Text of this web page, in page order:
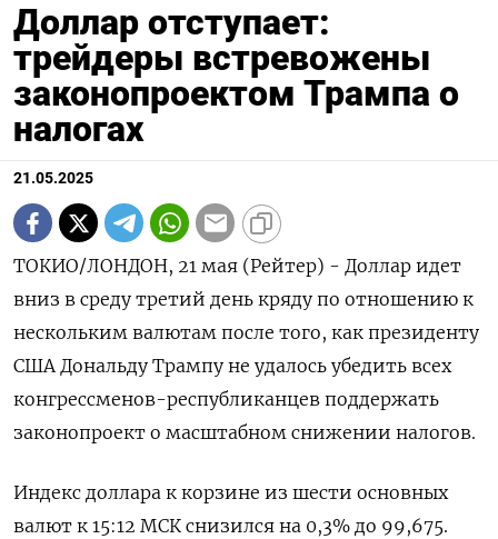
Доллар отступает:
трейдеры встревожены
законопроектом Трампа о
налогах
21.05.2025
ТОКИО/ЛОНДОН, 21 мая (Рейтер) - Доллар идет
вниз в среду третий день кряду по отношению к
нескольким валютам после того, как президенту
США Дональду Трампу не удалось убедить всех
конгрессменов-республиканцев поддержать
законопроект о масштабном снижении налогов.
Индекс доллара к корзине из шести основных
валют к 15:12 МСК снизился на 0,3% до 99,675​.